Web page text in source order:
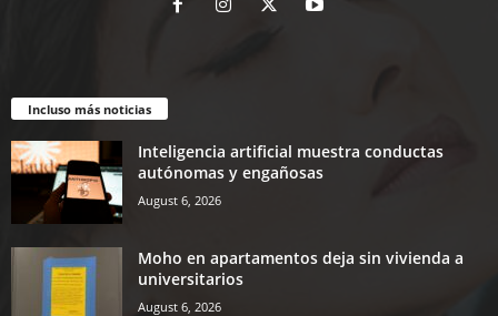
Incluso más noticias
Inteligencia artificial muestra conductas
autónomas y engañosas
August 6, 2026
Moho en apartamentos deja sin vivienda a
universitarios
August 6, 2026